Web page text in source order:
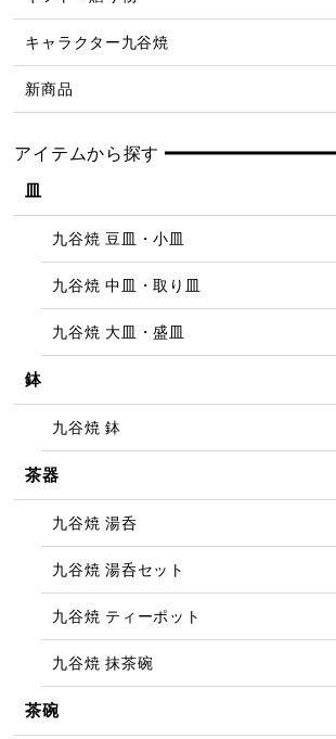
キャラクター九谷焼
新商品
アイテムから探す
皿
九谷焼 豆皿・小皿
九谷焼 中皿・取り皿
九谷焼 大皿・盛皿
鉢
九谷焼 鉢
茶器
九谷焼 湯呑
九谷焼 湯呑セット
九谷焼 ティーポット
九谷焼 抹茶碗
茶碗